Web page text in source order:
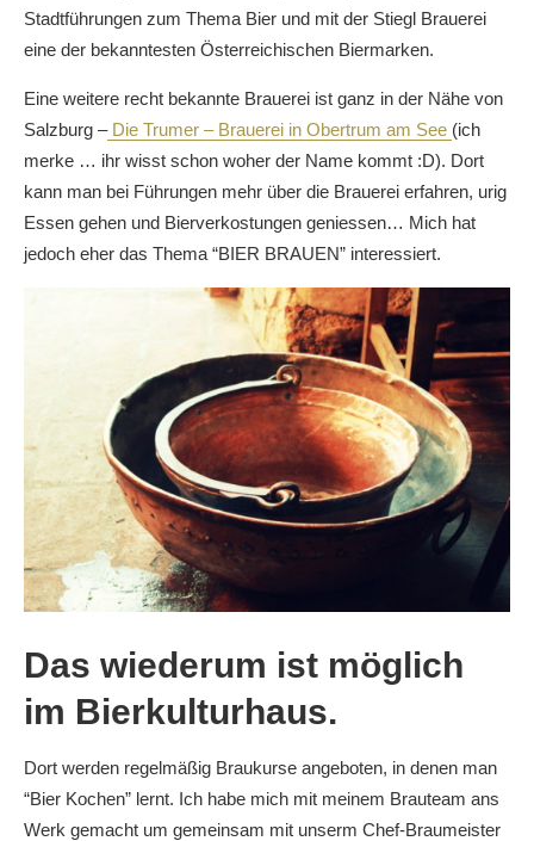
Stadtführungen zum Thema Bier und mit der Stiegl Brauerei
eine der bekanntesten Österreichischen Biermarken.
Eine weitere recht bekannte Brauerei ist ganz in der Nähe von
Salzburg –Die Trumer – Brauerei in Obertrum am See (ich
merke … ihr wisst schon woher der Name kommt :D). Dort
kann man bei Führungen mehr über die Brauerei erfahren, urig
Essen gehen und Bierverkostungen geniessen… Mich hat
jedoch eher das Thema “BIER BRAUEN” interessiert.
Das wiederum ist möglich
im Bierkulturhaus.
Dort werden regelmäßig Braukurse angeboten, in denen man
“Bier Kochen” lernt. Ich habe mich mit meinem Brauteam ans
Werk gemacht um gemeinsam mit unserm Chef-Braumeister